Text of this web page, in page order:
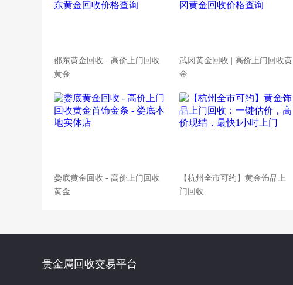
邵东黄金回收 - 高价上门回收
黄金
武冈黄金回收 | 高价上门回收黄
金
娄底黄金回收 - 高价上门回收
黄金
【杭州全市可约】黄金饰品上
门回收
贵金属回收交易平台